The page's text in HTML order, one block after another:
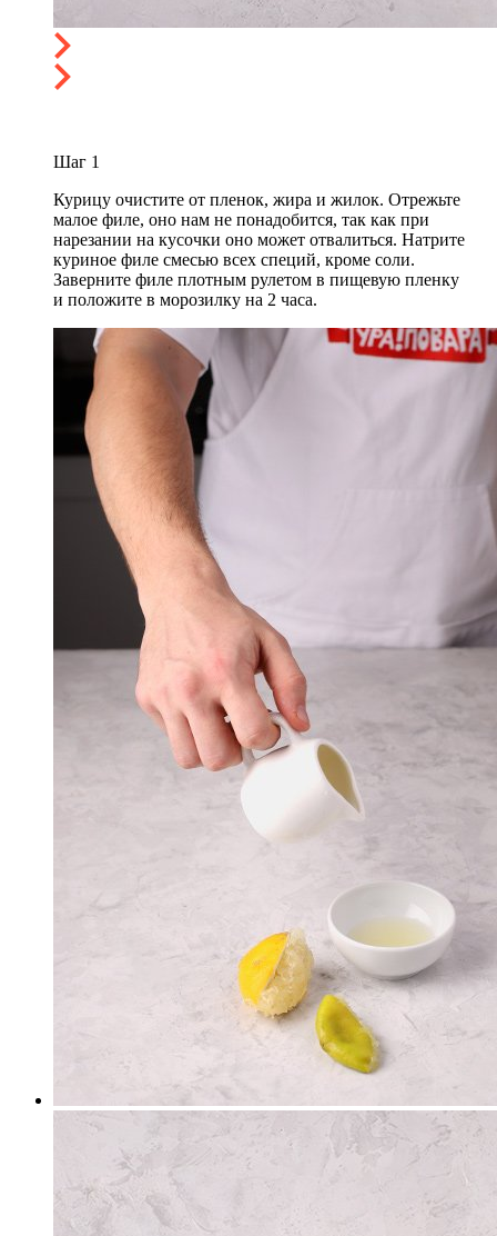
Шаг 1
Курицу очистите от пленок, жира и жилок. Отрежьте
малое филе, оно нам не понадобится, так как при
нарезании на кусочки оно может отвалиться. Натрите
куриное филе смесью всех специй, кроме соли.
Заверните филе плотным рулетом в пищевую пленку
и положите в морозилку на 2 часа.